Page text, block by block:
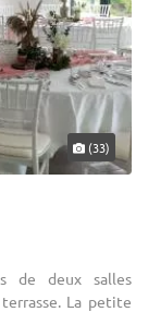
(33)
de deux salles
La petite